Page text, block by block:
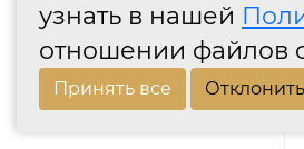
узнать в нашей
отношении файлов
Принять все